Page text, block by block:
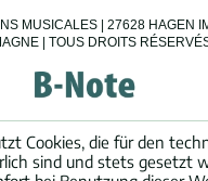
MUSICALES | 27628 HAGEN
| TOUS DROITS
Cookies, die für den
sind und stets gesetzt